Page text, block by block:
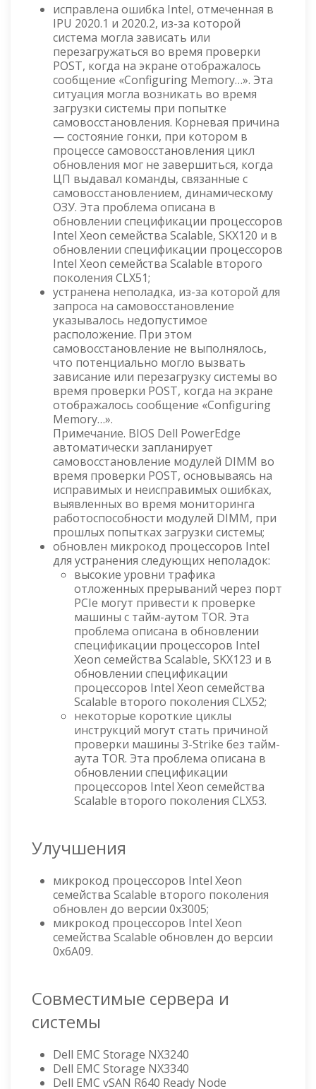
исправлена ошибка Intel, отмеченная в
IPU 2020.1 и 2020.2, из-за которой
система могла зависать или
перезагружаться во время проверки
POST, когда на экране отображалось
сообщение «Configuring Memory…». Эта
ситуация могла возникать во время
загрузки системы при попытке
самовосстановления. Корневая причина
— состояние гонки, при котором в
процессе самовосстановления цикл
обновления мог не завершиться, когда
ЦП выдавал команды, связанные с
самовосстановлением, динамическому
ОЗУ. Эта проблема описана в
обновлении спецификации процессоров
Intel Xeon семейства Scalable, SKX120 и в
обновлении спецификации процессоров
Intel Xeon семейства Scalable второго
поколения CLX51;
устранена неполадка, из-за которой для
запроса на самовосстановление
указывалось недопустимое
расположение. При этом
самовосстановление не выполнялось,
что потенциально могло вызвать
зависание или перезагрузку системы во
время проверки POST, когда на экране
отображалось сообщение «Configuring
Memory…».
Примечание. BIOS Dell PowerEdge
автоматически запланирует
самовосстановление модулей DIMM во
время проверки POST, основываясь на
исправимых и неисправимых ошибках,
выявленных во время мониторинга
работоспособности модулей DIMM, при
прошлых попытках загрузки системы;
обновлен микрокод процессоров Intel
для устранения следующих неполадок:
высокие уровни трафика
отложенных прерываний через порт
PCIe могут привести к проверке
машины с тайм-аутом TOR. Эта
проблема описана в обновлении
спецификации процессоров Intel
Xeon семейства Scalable, SKX123 и в
обновлении спецификации
процессоров Intel Xeon семейства
Scalable второго поколения CLX52;
некоторые короткие циклы
инструкций могут стать причиной
проверки машины 3-Strike без тайм-
аута TOR. Эта проблема описана в
обновлении спецификации
процессоров Intel Xeon семейства
Scalable второго поколения CLX53.
Улучшения
микрокод процессоров Intel Xeon
семейства Scalable второго поколения
обновлен до версии 0x3005;
микрокод процессоров Intel Xeon
семейства Scalable обновлен до версии
0x6A09.
Совместимые сервера и
системы
Dell EMC Storage NX3240
Dell EMC Storage NX3340
Dell EMC vSAN R640 Ready Node